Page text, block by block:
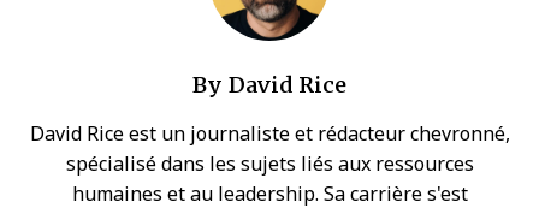
By David Rice
David Rice est un journaliste et rédacteur chevronné,
spécialisé dans les sujets liés aux ressources
humaines et au leadership. Sa carrière s'est